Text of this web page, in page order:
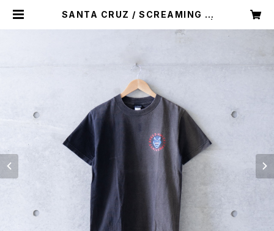
SANTA CRUZ / SCREAMING H